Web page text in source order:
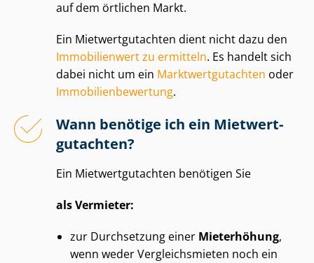
auf dem örtlichen Markt.
Ein Miet­wert­gut­ach­ten dient nicht dazu den
Immobilienwert zu ermitteln. Es handelt sich
dabei nicht um ein Markt­wert­gut­ach­ten oder
Im­mo­bi­li­en­be­wer­tung.
Wann benötige ich ein Miet­wert­
gut­ach­ten?
Ein Miet­wert­gut­ach­ten benötigen Sie
als Vermieter:
zur Durchsetzung einer Mieterhöhung,
wenn weder Ver­gleichs­mie­ten noch ein